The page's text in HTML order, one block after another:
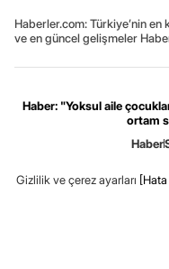
Haberler.com: Türkiye’nin
ve en güncel gelişmeler
Haber: "Yoksul aile
ortam
Haber
Gizlilik ve çerez ayarları